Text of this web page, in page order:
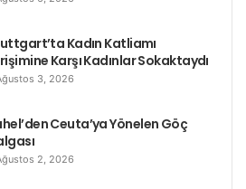
Yılı resmi internet sitesine
Kadın Katliamı
Karşı Kadınlar Sokaktaydı
3, 2026
Ceuta’ya Yönelen Göç
2, 2026